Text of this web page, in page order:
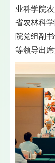
业科学院
省农林科
院党组副
等领导出席